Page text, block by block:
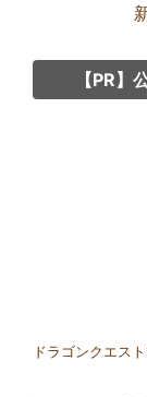
【PR】
ドラゴンクエス